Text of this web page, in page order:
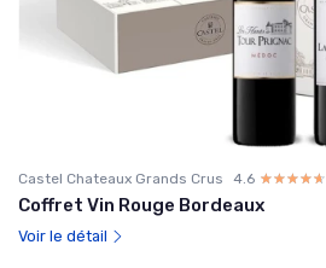
Castel Chateaux Grands Crus 4.6 ☆☆☆☆☆
★★★★★
Coffret Vin Rouge Bordeaux
Voir le détail